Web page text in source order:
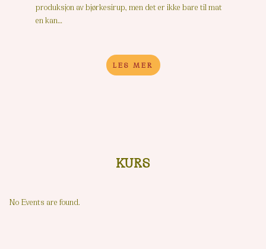
produksjon av bjørkesirup, men det er ikke bare til mat
en kan…
LES MER
KURS
No Events are found.